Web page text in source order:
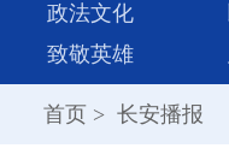
政法文化
致敬英雄
首页 > 长安播报